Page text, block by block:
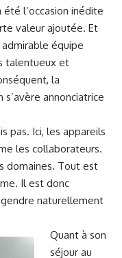
été l’occasion inédite
valeur ajoutée. Et
équipe
talentueux et
la
annonciatrice
pas. Ici, les appareils
les collaborateurs.
domaines. Tout est
Il est donc
naturellement
Quant à son
séjour au